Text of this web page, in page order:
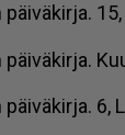
päi­vä­kir­ja.
päi­vä­kir­ja.
6,